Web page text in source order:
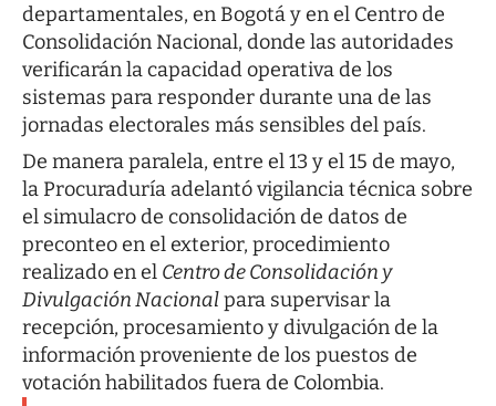
departamentales, en Bogotá y en el Centro de
Consolidación Nacional, donde las autoridades
verificarán la capacidad operativa de los
sistemas para responder durante una de las
jornadas electorales más sensibles del país.
De manera paralela, entre el 13 y el 15 de mayo,
la Procuraduría adelantó vigilancia técnica sobre
el simulacro de consolidación de datos de
preconteo en el exterior, procedimiento
realizado en el Centro de Consolidación y
Divulgación Nacionalpara supervisar la
recepción, procesamiento y divulgación de la
información proveniente de los puestos de
votación habilitados fuera de Colombia.